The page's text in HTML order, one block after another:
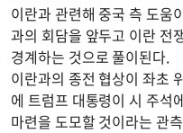
이란과 관련해 중국 측 도움
과의 회담을 앞두고 이란 전
경계하는 것으로 풀이된다.
이란과의 종전 협상이 좌초
에 트럼프 대통령이 시 주석
마련을 도모할 것이라는 관